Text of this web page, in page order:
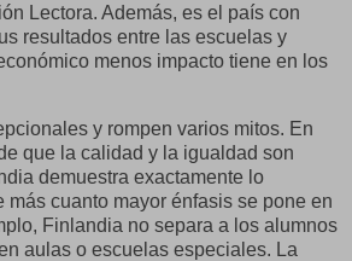
Lectora. Además, es el país con
resultados entre las escuelas y
menos impacto tiene en los
y rompen varios mitos. En
que la calidad y la igualdad son
demuestra exactamente lo
más cuanto mayor énfasis se pone en
Finlandia no separa a los alumnos
aulas o escuelas especiales. La